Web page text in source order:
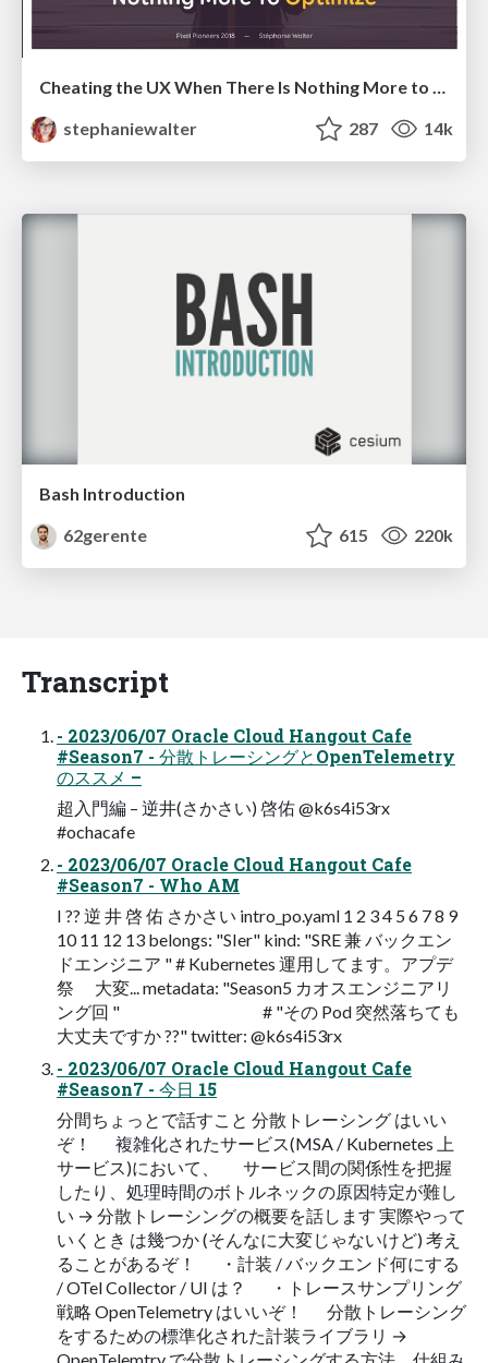
Cheating the UX When There Is Nothing More to Optimize - PixelPioneers
stephaniewalter
287 14k
Bash Introduction
62gerente
615 220k
Transcript
- 2023/06/07 Oracle Cloud Hangout Cafe
#Season7 - 分散トレーシングとOpenTelemetry
のススメ –
超入門編 – 逆井(さかさい) 啓佑 @k6s4i53rx
#ochacafe
- 2023/06/07 Oracle Cloud Hangout Cafe
#Season7 - Who AM
I ?? 逆 井 啓 佑 さかさい intro_po.yaml 1 2 3 4 5 6 7 8 9
10 11 12 13 belongs: "SIer" kind: "SRE 兼 バックエン
ドエンジニア " # Kubernetes 運用してます。アプデ
祭 大変... metadata: "Season5 カオスエンジニアリ
ング回 " # "その Pod 突然落ちても
大丈夫ですか ??" twitter: @k6s4i53rx
- 2023/06/07 Oracle Cloud Hangout Cafe
#Season7 - 今日 15
分間ちょっとで話すこと 分散トレーシング はいい
ぞ！ 複雑化されたサービス(MSA / Kubernetes 上
サービス)において、 サービス間の関係性を把握
したり、処理時間のボトルネックの原因特定が難し
い → 分散トレーシングの概要を話します 実際やって
いくとき は幾つか (そんなに大変じゃないけど) 考え
ることがあるぞ！ ・計装 / バックエンド何にする
/ OTel Collector / UI は？ ・トレースサンプリング
戦略 OpenTelemetry はいいぞ！ 分散トレーシング
をするための標準化された計装ライブラリ →
OpenTelemtry で分散トレーシングする方法、仕組み